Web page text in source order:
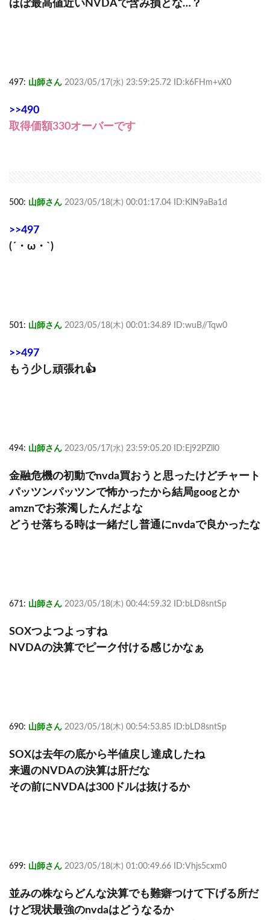
ほぼ最高値近いNVDAで含み損とな…？
497: 山師さん 2023/05/17(水) 23:59:25.72 ID:k6FHm+vX0
>>490
取得価額330オーバーです
500: 山師さん 2023/05/18(木) 00:01:17.04 ID:KlN9aBa1d
>>497
(´・ω・`)
501: 山師さん 2023/05/18(木) 00:01:34.89 ID:wuB//Tqw0
>>497
もう少し頑張れ👍
494: 山師さん 2023/05/17(水) 23:59:05.20 ID:Ej92PZll0
金融危機の初動でnvda買おうと思ったけどチャート
パッツンパッツンで怖かったから結局googとか
amznでお茶濁したんだよな
どうせ落ちる時は一緒だし普通にnvdaで良かったな
671: 山師さん 2023/05/18(木) 00:44:59.32 ID:bLD8sntSp
SOXつよつよっすね
NVDAの決算でピーク付ける感じかなぁ
690: 山師さん 2023/05/18(木) 00:54:53.85 ID:bLD8sntSp
SOXは去年の底から半値戻し達成したね
来週のNVDAの決算は肝だな
その前にNVDAは300ドルは抜けるか
699: 山師さん 2023/05/18(木) 01:00:49.66 ID:Vhjs5cxm0
並みの株ならどんな決算でも難癖つけて下げる所だ
けど現状最強のnvdaはどうなるか